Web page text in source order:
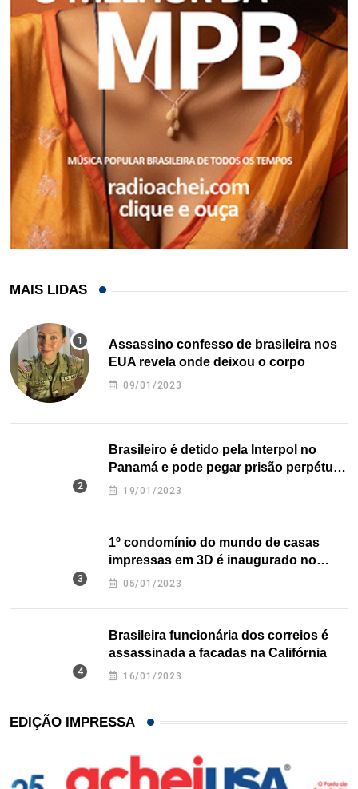
MAIS LIDAS
Assassino confesso de brasileira nos
EUA revela onde deixou o corpo
09/01/2023
Brasileiro é detido pela Interpol no
Panamá e pode pegar prisão perpétua
nos EUA
19/01/2023
1º condomínio do mundo de casas
impressas em 3D é inaugurado no
Texas
05/01/2023
Brasileira funcionária dos correios é
assassinada a facadas na Califórnia
16/01/2023
EDIÇÃO IMPRESSA